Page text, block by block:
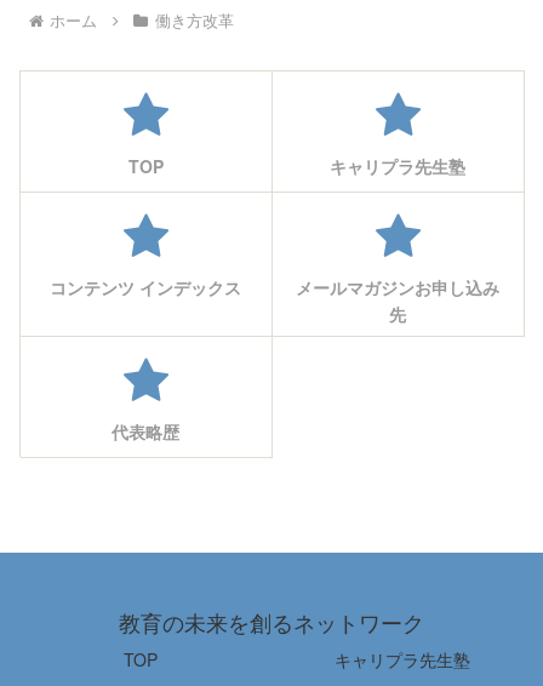
ホーム 働き方改革
TOP キャリプラ先生塾
コンテンツ インデックス
メールマガジンお申し込み
先
代表略歴
教育の未来を創るネットワーク
TOP
キャリプラ先生塾